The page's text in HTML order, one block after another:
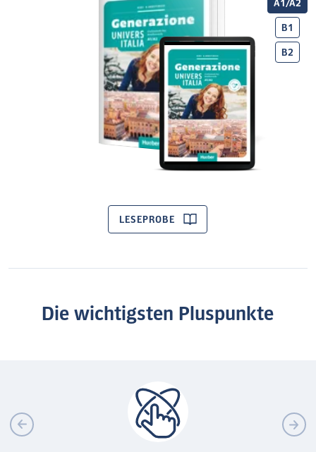
A1/A2
B1
B2
LESEPROBE
Die wichtigsten Pluspunkte